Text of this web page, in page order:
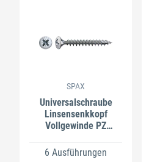
SPAX
Universalschraube
Linsensenkkopf
Vollgewinde PZ
6 Ausführungen